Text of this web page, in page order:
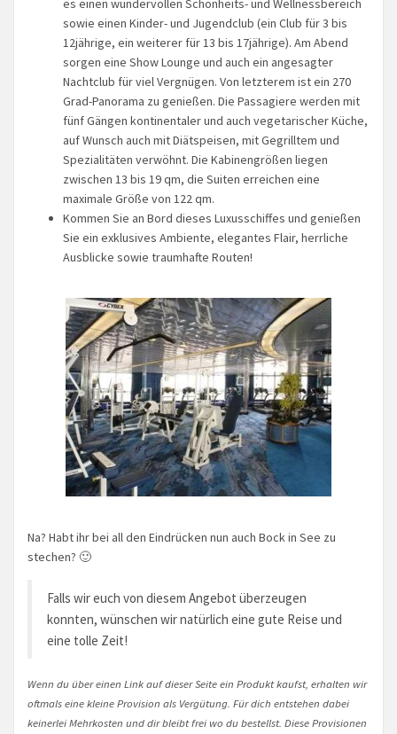
es einen wundervollen Schönheits- und Wellnessbereich
sowie einen Kinder- und Jugendclub (ein Club für 3 bis
12jährige, ein weiterer für 13 bis 17jährige). Am Abend
sorgen eine Show Lounge und auch ein angesagter
Nachtclub für viel Vergnügen. Von letzterem ist ein 270
Grad-Panorama zu genießen. Die Passagiere werden mit
fünf Gängen kontinentaler und auch vegetarischer Küche,
auf Wunsch auch mit Diätspeisen, mit Gegrilltem und
Spezialitäten verwöhnt. Die Kabinengrößen liegen
zwischen 13 bis 19 qm, die Suiten erreichen eine
maximale Größe von 122 qm.
Kommen Sie an Bord dieses Luxusschiffes und genießen
Sie ein exklusives Ambiente, elegantes Flair, herrliche
Ausblicke sowie traumhafte Routen!
Na? Habt ihr bei all den Eindrücken nun auch Bock in See zu
stechen? 🙂
Falls wir euch von diesem Angebot überzeugen
konnten, wünschen wir natürlich eine gute Reise und
eine tolle Zeit!
Wenn du über einen Link auf dieser Seite ein Produkt kaufst, erhalten wir
oftmals eine kleine Provision als Vergütung. Für dich entstehen dabei
keinerlei Mehrkosten und dir bleibt frei wo du bestellst. Diese Provisionen